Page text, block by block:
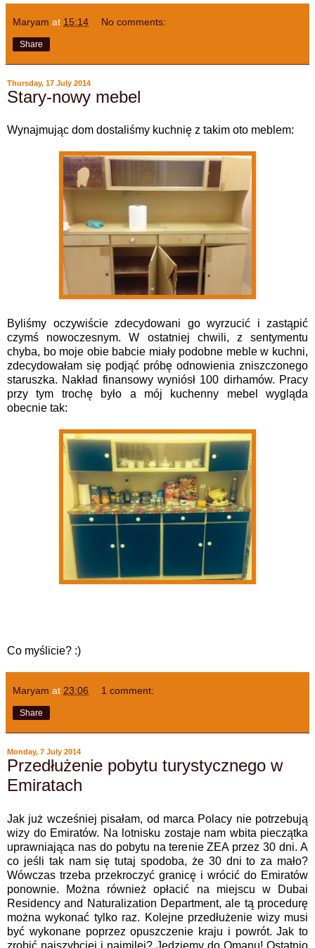
Maryam at 15:14 No comments:
Share
Thursday, 17 July 2014
Stary-nowy mebel
Wynajmując dom dostaliśmy kuchnię z takim oto meblem:
Byliśmy oczywiście zdecydowani go wyrzucić i zastąpić
czymś nowoczesnym. W ostatniej chwili, z sentymentu
chyba, bo moje obie babcie miały podobne meble w kuchni,
zdecydowałam się podjąć próbę odnowienia zniszczonego
staruszka. Nakład finansowy wyniósł 100 dirhamów. Pracy
przy tym trochę było a mój kuchenny mebel wygląda
obecnie tak:
Co myślicie? :)
Maryam at 23:06 1 comment:
Share
Monday, 7 July 2014
Przedłużenie pobytu turystycznego w
Emiratach
Jak już wcześniej pisałam, od marca Polacy nie potrzebują
wizy do Emiratów. Na lotnisku zostaje nam wbita pieczątka
uprawniająca nas do pobytu na terenie ZEA przez 30 dni. A
co jeśli tak nam się tutaj spodoba, że 30 dni to za mało?
Wówczas trzeba przekroczyć granicę i wrócić do Emiratów
ponownie. Można również opłacić na miejscu w Dubai
Residency and Naturalization Department, ale tą procedurę
można wykonać tylko raz. Kolejne przedłużenie wizy musi
być wykonane poprzez opuszczenie kraju i powrót. Jak to